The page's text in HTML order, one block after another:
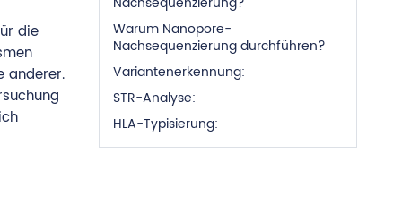
die
anderer.
Warum Nanopore-
Nachsequenzierung durchführen?
Variantenerkennung:
STR-Analyse:
HLA-Typisierung: